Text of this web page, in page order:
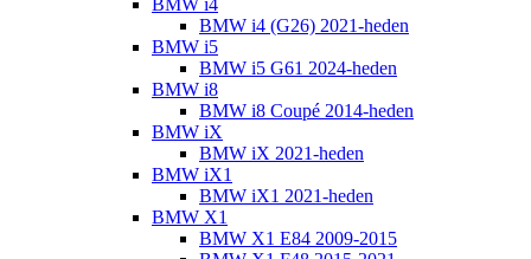
BMW i4
BMW i4 (G26) 2021-heden
BMW i5
BMW i5 G61 2024-heden
BMW i8
BMW i8 Coupé 2014-heden
BMW iX
BMW iX 2021-heden
BMW iX1
BMW iX1 2021-heden
BMW X1
BMW X1 E84 2009-2015